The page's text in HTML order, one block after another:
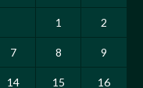
1 2
7 8 9
14 15 16